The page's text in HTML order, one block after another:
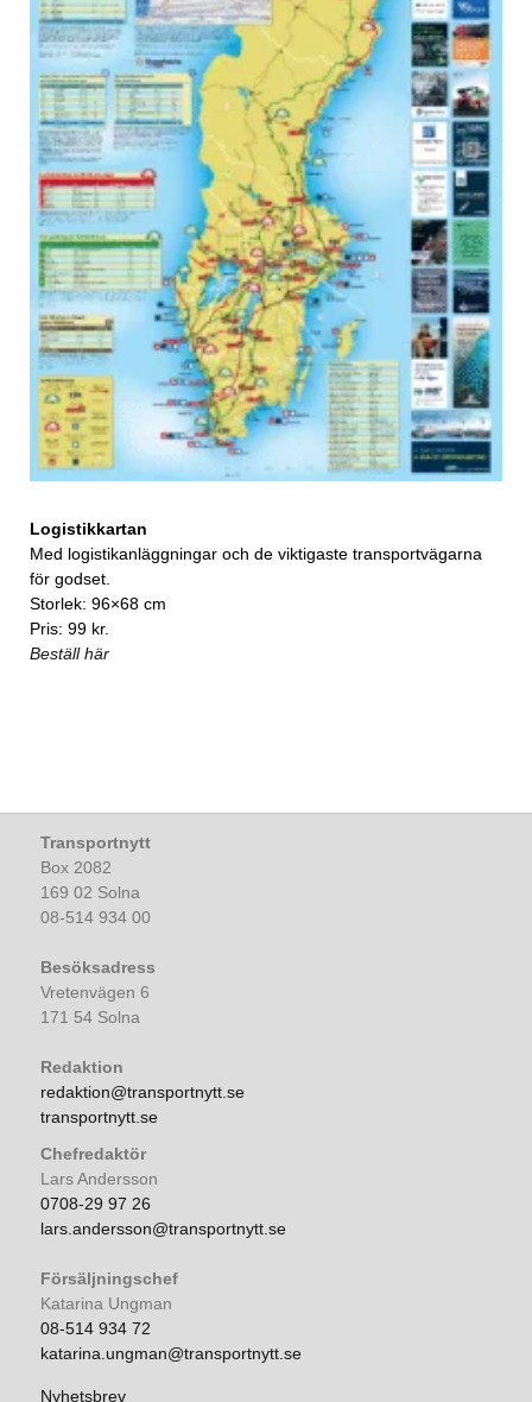
Logistikkartan
Med logistikanläggningar och de viktigaste transportvägarna
för godset.
Storlek: 96×68 cm
Pris: 99 kr.
Beställ här
Transportnytt
Box 2082
169 02 Solna
08-514 934 00
Besöksadress
Vretenvägen 6
171 54 Solna
Redaktion
redaktion@transportnytt.se
transportnytt.se
Chefredaktör
Lars Andersson
0708-29 97 26
lars.andersson@transportnytt.se
Försäljningschef
Katarina Ungman
08-514 934 72
katarina.ungman@transportnytt.se
Nyhetsbrev